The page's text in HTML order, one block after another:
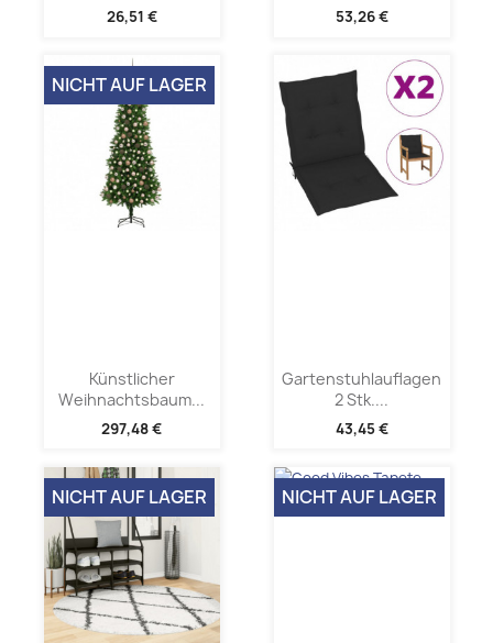
26,51 € 53,26 €
Künstlicher
Weihnachtsbaum...
297,48 €
NICHT AUF LAGER
Gartenstuhlauflagen
2 Stk....
43,45 €
NICHT AUF LAGER NICHT AUF LAGER